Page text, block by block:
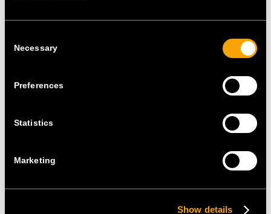
Selection
Necessary
Preferences
Statistics
Marketing
Show details
den abgerundeten Kanten der dekorativen
Rahmen Soft und den natürlichen Materialien der
Rahmen Pure.